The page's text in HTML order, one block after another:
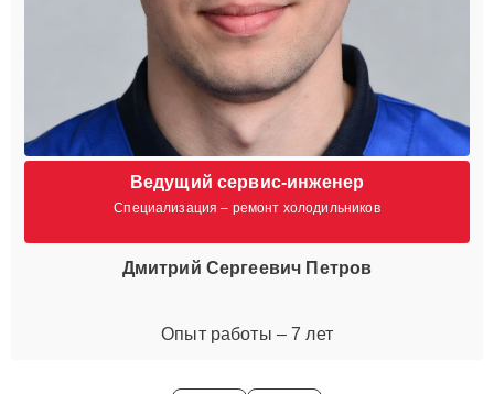
Ведущий сервис-инженер
Специализация – ремонт холодильников
Дмитрий Сергеевич Петров
Опыт работы – 7 лет